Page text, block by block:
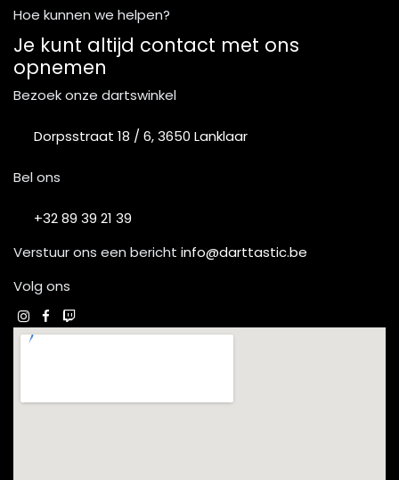
Hoe kunnen we helpen?
Je kunt altijd contact met ons
opnemen
Bezoek onze dartswinkel
Dorpsstraat 18 / 6, 3650 Lanklaar
Bel ons
+32 89 39 21 39
Verstuur ons een bericht info@darttastic.be
Volg ons